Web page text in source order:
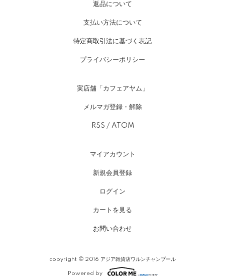
返品について
支払い方法について
特定商取引法に基づく表記
プライバシーポリシー
実店舗「カフェアヤム」
メルマガ登録・解除
RSS / ATOM
マイアカウント
新規会員登録
ログイン
カートを見る
お問い合わせ
copyright © 2016 アジア雑貨店ワルンチャンプール
Powered by